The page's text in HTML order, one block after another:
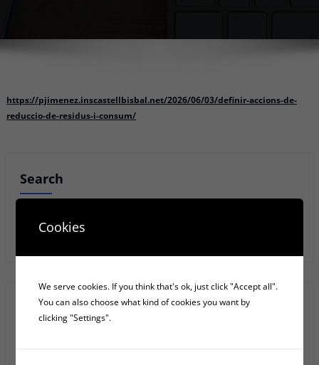
https://pjimenez.inscastellbisbal.net/2026/06/03/definir-accions-de-
reduccio-de-residus-i-consum/
Search
Recent Posts
Les 4 fases elèctriques d’una font d’alimentació d’ordinador
Cookies
We serve cookies. If you think that's ok, just click "Accept all".
You can also choose what kind of cookies you want by
clicking "Settings".